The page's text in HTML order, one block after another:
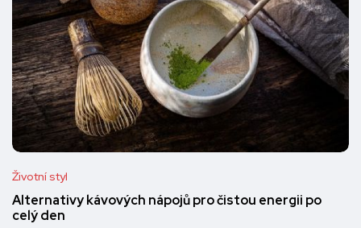
Životní styl
Alternativy kávových nápojů pro čistou energii po
celý den